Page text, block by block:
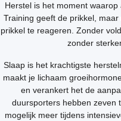
Herstel is het moment
Training geeft de prikkel,
prikkel te reageren. Zonder
zonder
Slaap is het krachtigste
maakt je lichaam
en verankert het de
duursporters hebben zeven
mogelijk meer tijdens